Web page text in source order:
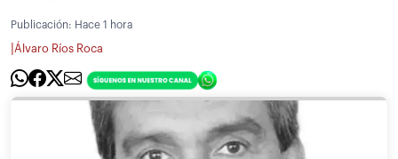
Publicación: Hace 1 hora
Álvaro Ríos Roca